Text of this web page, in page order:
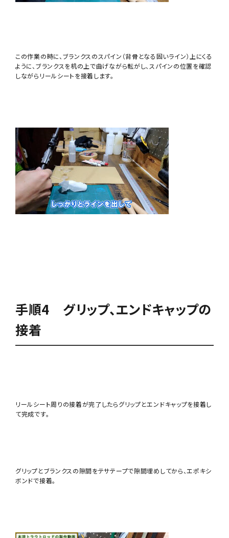
この作業の時に、ブランクスのスパイン（背骨となる固いライン）上にくる
ように、ブランクスを机の上で曲げながら転がし、スパインの位置を確認
しながらリールシートを接着します。
手順4 グリップ、エンドキャップの
接着
リールシート周りの接着が完了したらグリップとエンドキャップを接着し
て完成です。
グリップとブランクスの隙間をテサテープで隙間埋めしてから、エポキシ
ボンドで接着。